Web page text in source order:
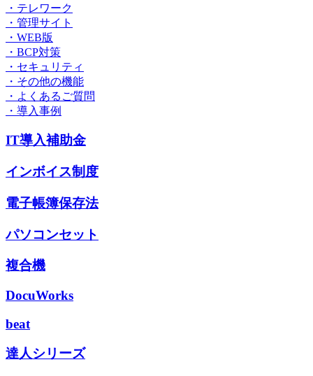
・テレワーク
・管理サイト
・WEB版
・BCP対策
・セキュリティ
・その他の機能
・よくあるご質問
・導入事例
IT導入補助金
インボイス制度
電子帳簿保存法
パソコンセット
複合機
DocuWorks
beat
達人シリーズ